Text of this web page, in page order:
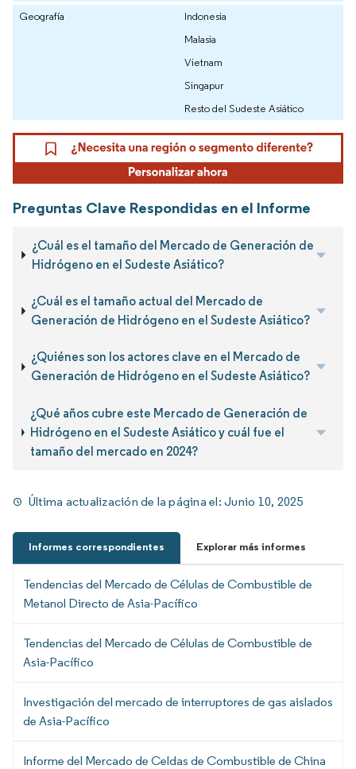
Geografía
Indonesia
Malasia
Vietnam
Singapur
Resto del Sudeste Asiático
Preguntas Clave Respondidas en el Informe
¿Cuál es el tamaño del Mercado de Generación de
Hidrógeno en el Sudeste Asiático?
¿Cuál es el tamaño actual del Mercado de
Generación de Hidrógeno en el Sudeste Asiático?
¿Quiénes son los actores clave en el Mercado de
Generación de Hidrógeno en el Sudeste Asiático?
¿Qué años cubre este Mercado de Generación de
Hidrógeno en el Sudeste Asiático y cuál fue el
tamaño del mercado en 2024?
Última actualización de la página el:Junio 10, 2025
Informes correspondientes Explorar más informes
Tendencias del Mercado de Células de Combustible de
Metanol Directo de Asia-Pacífico
Tendencias del Mercado de Células de Combustible de
Asia-Pacífico
Investigación del mercado de interruptores de gas aislados
de Asia-Pacífico
Informe del Mercado de Celdas de Combustible de China